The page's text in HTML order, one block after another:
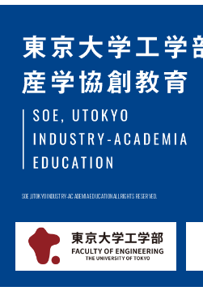
SOE,UTOKYO INDUSTRY-ACADEMIA EDUCATION ALL RIGHTS RESERVED.